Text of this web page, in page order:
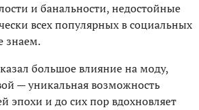
и банальности, недостойные
всех популярных в социальных
знаем.
большое влияние на моду,
— уникальная возможность
эпохи и до сих пор вдохновляет